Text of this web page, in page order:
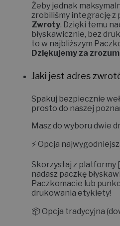
Żeby jednak
zrobiliśmy integrację z
Zwroty. Dzięki temu
błyskawicznie, bez
to w najbliższym
Dziękujemy za
Jaki jest adres
Spakuj bezpiecznie
prosto do naszej
Masz do wyboru dwie
⚡ Opcja
Skorzystaj z platformy
nadasz paczkę
Paczkomacie lub
drukowania etykiety!
📦 Opcja tradycyjna